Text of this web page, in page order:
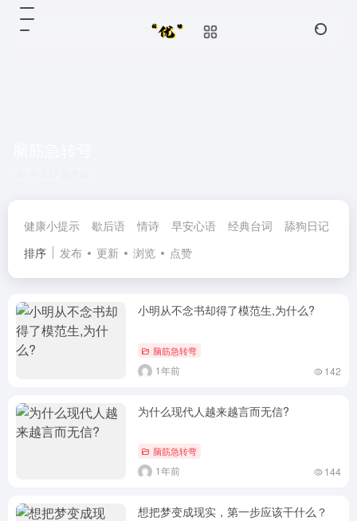
健康小提示 歇后语 情诗 早安心语 经典台词 舔狗日记
排序
发布 更新 浏览 点赞
小明从不念书却得了模范生,为什么?
脑筋急转弯
1年前 142
为什么现代人越来越言而无信?
脑筋急转弯
1年前 144
想把梦变成现实，第一步应该干什么？